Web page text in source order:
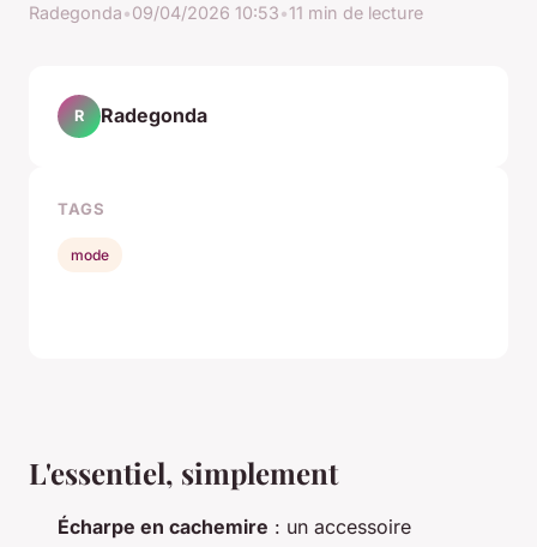
Radegonda•09/04/2026 10:53•11 min de lecture
L'essentiel, simplement
Écharpe en cachemire : un accessoire
R Radegonda
TAGS
mode